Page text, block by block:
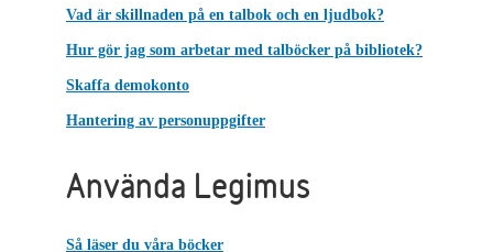
Vad är skillnaden på en talbok och en ljudbok?
Hur gör jag som arbetar med talböcker på bibliotek?
Skaffa demokonto
Hantering av personuppgifter
Använda Legimus
Så läser du våra böcker